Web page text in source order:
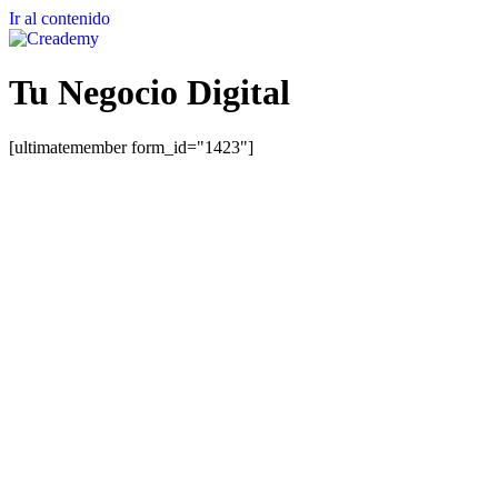
Ir al contenido
Tu Negocio Digital
[ultimatemember form_id="1423"]